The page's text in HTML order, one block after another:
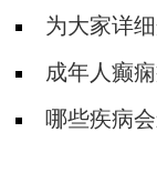
为大家详
分类及表现
成年人癫
哪些疾病